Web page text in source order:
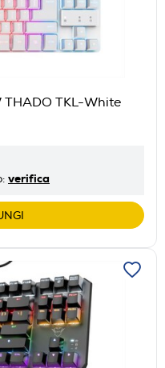
TKL-White
verifica